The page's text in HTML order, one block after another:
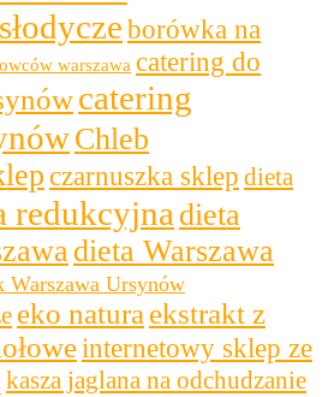
borówka na
warszawa catering do
catering
Chleb
czarnuszka sklep dieta
redukcyjna dieta
dieta Warszawa
Warszawa Ursynów
eko natura ekstrakt z
internetowy sklep ze
kasza jaglana na odchudzanie